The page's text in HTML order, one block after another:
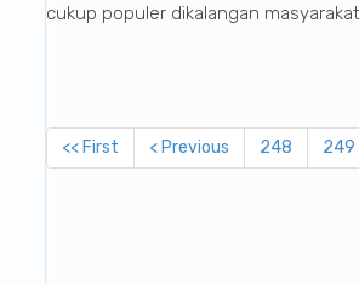
cukup populer dikalangan
<< First < Previous 248 249